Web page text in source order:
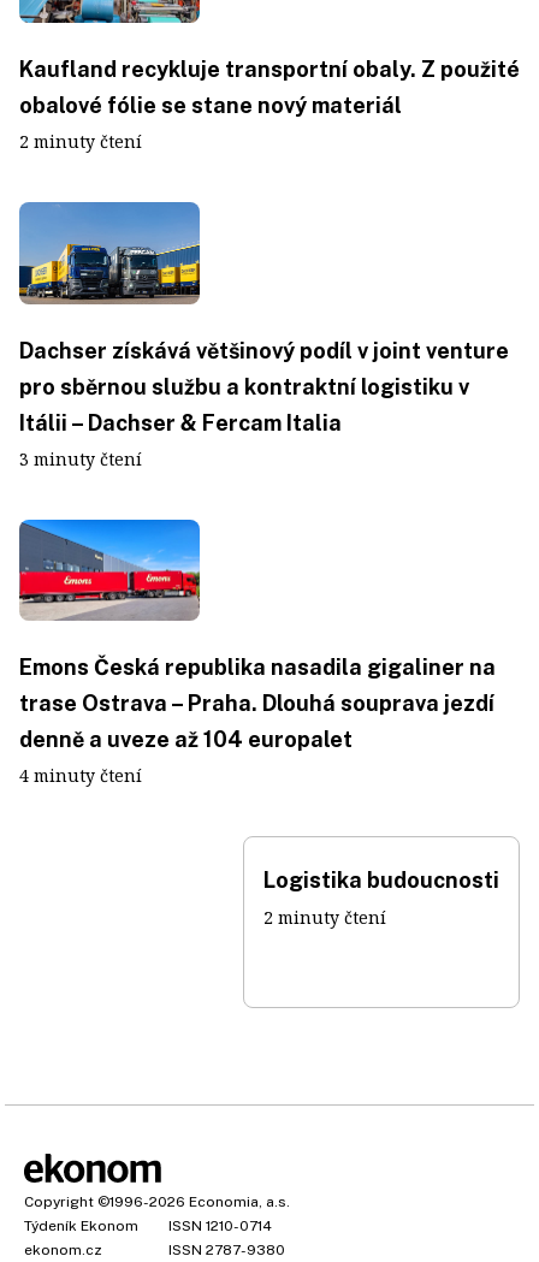
Kaufland recykluje transportní obaly. Z použité
obalové fólie se stane nový materiál
2 minuty čtení
Dachser získává většinový podíl v joint venture
pro sběrnou službu a kontraktní logistiku v
Itálii – Dachser & Fercam Italia
3 minuty čtení
Emons Česká republika nasadila gigaliner na
trase Ostrava – Praha. Dlouhá souprava jezdí
denně a uveze až 104 europalet
4 minuty čtení
Logistika budoucnosti
2 minuty čtení
Copyright ©1996-2026 Economia, a.s.
Týdeník Ekonom
ISSN 1210-0714
ekonom.cz
ISSN 2787-9380